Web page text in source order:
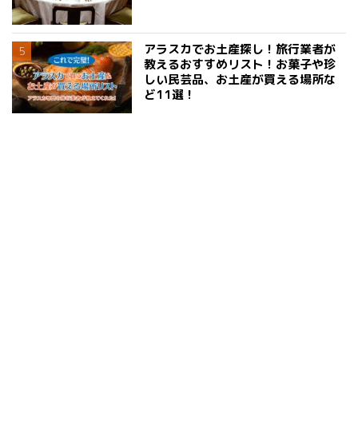
アラスカでお土産探し！旅行業者が
教えるおすすめリスト！お菓子や珍
しい民芸品、お土産が買える場所な
ど11選！